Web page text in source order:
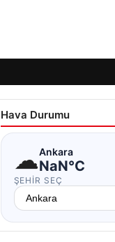
Hava Durumu
☁Ankara
NaN°C
ŞEHIR SEÇ